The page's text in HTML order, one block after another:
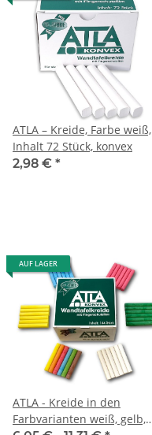
ATLA – Kreide, Farbe weiß,
Inhalt 72 Stück, konvex
2,98 € *
AUF LAGER
ATLA - Kreide in den
Farbvarianten weiß, gelb,